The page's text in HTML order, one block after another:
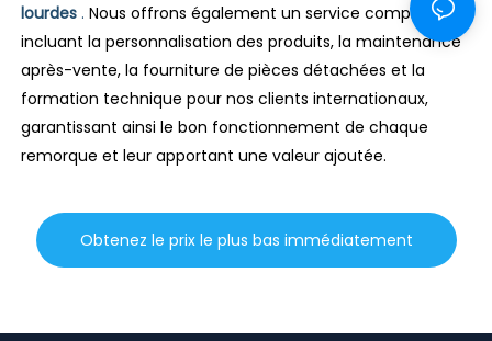
lourdes . Nous offrons également un service complet
incluant la personnalisation des produits, la maintenance
après-vente, la fourniture de pièces détachées et la
formation technique pour nos clients internationaux,
garantissant ainsi le bon fonctionnement de chaque
remorque et leur apportant une valeur ajoutée.
Obtenez le prix le plus bas immédiatement